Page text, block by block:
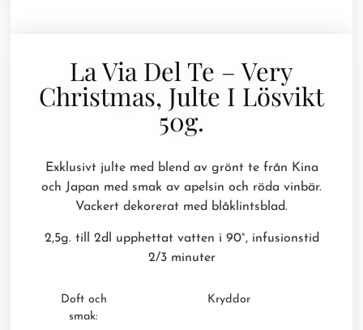
La Via Del Te – Very
Christmas, Julte I Lösvikt
50g.
Exklusivt julte med blend av grönt te från Kina
och Japan med smak av apelsin och röda vinbär.
Vackert dekorerat med blåklintsblad.
2,5g. till 2dl upphettat vatten i 90°, infusionstid
2/3 minuter
Doft och
smak:
Kryddor